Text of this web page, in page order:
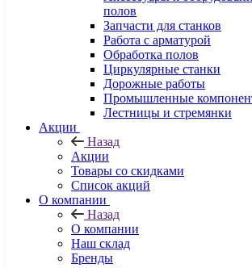
полов
Запчасти для станков
Работа с арматурой
Обработка полов
Циркулярные станки
Дорожные работы
Промышленные
Лестницы и стремянки
Акции
Назад
Акции
Товары со скидками
Список акций
О компании
Назад
О компании
Наш склад
Бренды